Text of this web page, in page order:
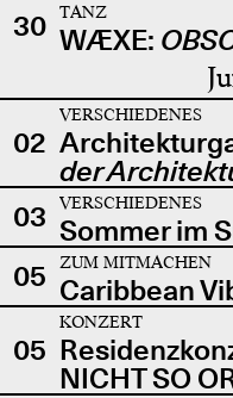
30
TANZ
WÆXE:
02
VERSCHIEDENES
der
03
VERSCHIEDENES
Sommer im
05
ZUM MITMACHEN
Caribbean
05
KONZERT
NICHT SO